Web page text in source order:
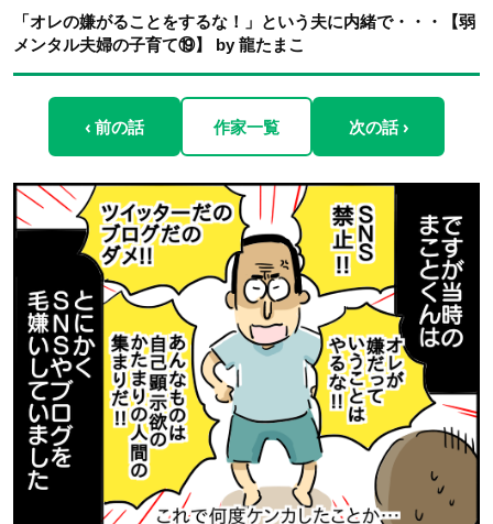
「オレの嫌がることをするな！」という夫に内緒で・・・【弱
メンタル夫婦の子育て⑲】 by 龍たまこ
‹ 前の話 作家一覧 次の話 ›